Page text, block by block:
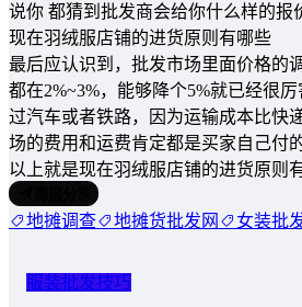
说你 都猜到批发商会给你什么样的
现在羽绒服店铺的进货原则有哪些
最后应认识到，批发市场里面价格的
都在2%~3%，能够降个5%就已经很
过汽车或者铁路，因为运输成本比快
场的费用和运费肯定都是买家自己付的
以上就是现在羽绒服店铺的进货原则
地摊调查 地摊货批发网 女装批
服装批发技巧